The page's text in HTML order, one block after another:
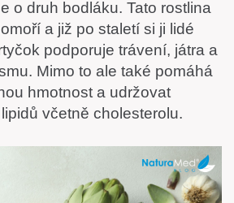
o druh bodláku. Tato rostlina
a již po staletí si ji lidé
podporuje trávení, játra a
Mimo to ale také pomáhá
hmotnost a udržovat
včetně cholesterolu.